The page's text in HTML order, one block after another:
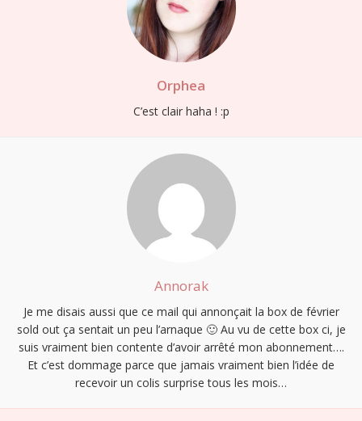
Orphea
C’est clair haha ! :p
Annorak
Je me disais aussi que ce mail qui annonçait la box de février
sold out ça sentait un peu l’arnaque 🙂 Au vu de cette box ci, je
suis vraiment bien contente d’avoir arrêté mon abonnement….
Et c’est dommage parce que jamais vraiment bien l’idée de
recevoir un colis surprise tous les mois…